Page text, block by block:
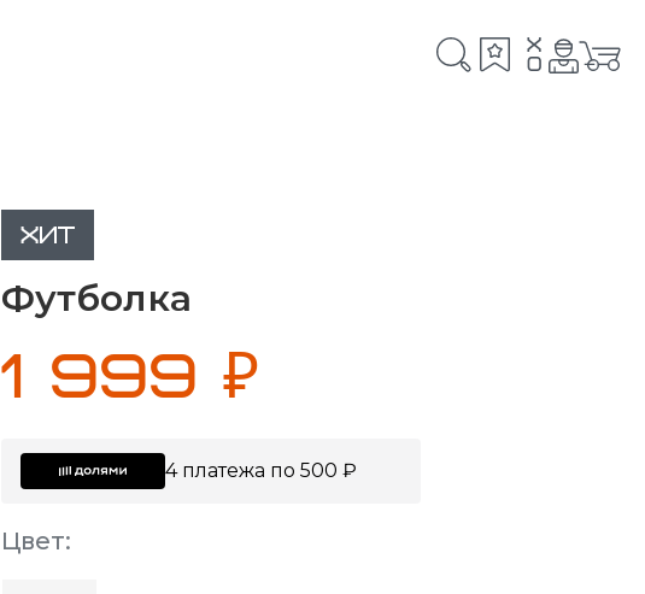
x
0
ХИТ
Футболка
1 999 ₽
4 платежа по 500 ₽
Цвет: